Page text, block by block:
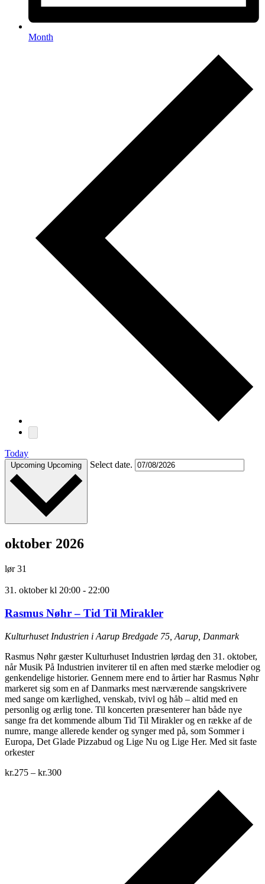
Month
Today
Upcoming Upcoming Select date.
oktober 2026
lør31
31. oktober kl 20:00 - 22:00
Rasmus Nøhr – Tid Til Mirakler
Kulturhuset Industrien i Aarup Bredgade 75, Aarup, Danmark
Rasmus Nøhr gæster Kulturhuset Industrien lørdag den 31. oktober,
når Musik På Industrien inviterer til en aften med stærke melodier og
genkendelige historier. Gennem mere end to årtier har Rasmus Nøhr
markeret sig som en af Danmarks mest nærværende sangskrivere
med sange om kærlighed, venskab, tvivl og håb – altid med en
personlig og ærlig tone. Til koncerten præsenterer han både nye
sange fra det kommende album Tid Til Mirakler og en række af de
numre, mange allerede kender og synger med på, som Sommer i
Europa, Det Glade Pizzabud og Lige Nu og Lige Her. Med sit faste
orkester
kr.275 – kr.300